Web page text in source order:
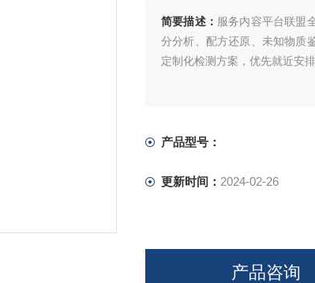
简要描述： 服务内容平台联盟
分分析、配方还原、未知物质
定制化检测方案，优先就近安
产品型号：
更新时间： 2024-02-26
产品咨询